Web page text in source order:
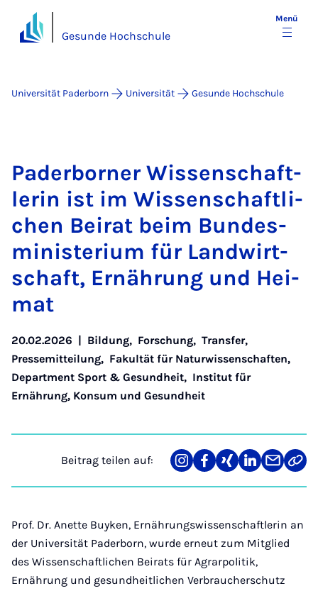
Gesunde Hochschule
Menü
Universität Paderborn Universität Gesunde Hochschule
Pa­der­bor­ner Wis­sen­schaft­
le­rin ist im Wis­sen­schaft­li­
chen Bei­rat beim Bun­des­
mi­nis­te­ri­um für Land­wirt­
schaft, Er­näh­rung und Hei­
mat
20.02.2026 | Bildung, Forschung, Transfer,
Pressemitteilung, Fakultät für Naturwissenschaften,
Department Sport & Gesundheit, Institut für
Ernährung, Konsum und Gesundheit
Beitrag teilen auf:
Teilen
auf
Teilen
auf
Teilen
auf
Teilen
auf
Teilen
über
Mail
Link
Prof. Dr. Anette Buyken, Ernährungswissenschaftlerin an
der Universität Paderborn, wurde erneut zum Mitglied
des Wissenschaftlichen Beirats für Agrarpolitik,
Ernährung und gesundheitlichen Verbraucherschutz